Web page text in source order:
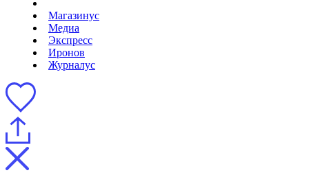
Магазинус
Медиа
Экспресс
Иронов
Журналус